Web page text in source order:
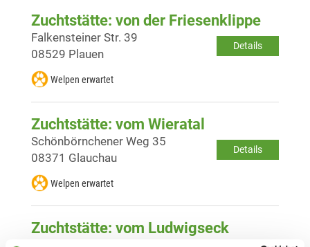
Zuchtstätte: von der Friesenklippe
Details
Falkensteiner Str. 39
08529 Plauen
Welpen erwartet
Zuchtstätte: vom Wieratal
Details
Schönbörnchener Weg 35
08371 Glauchau
Welpen erwartet
Zuchtstätte: vom Ludwigseck